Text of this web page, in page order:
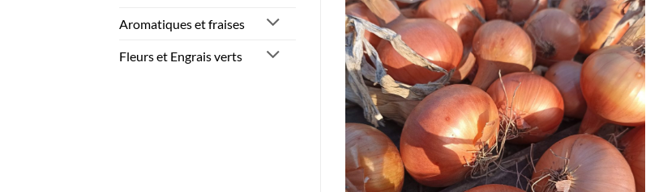
Aromatiques et fraises
Fleurs et Engrais verts